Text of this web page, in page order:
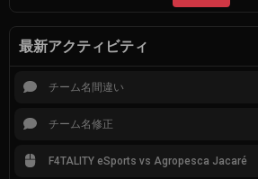
最新アクティビティ
チーム名間違い
チーム名修正
F4TALITY eSports vs Agropesca Jacaré